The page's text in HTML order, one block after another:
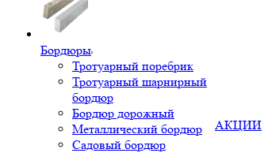
Бордюры
Тротуарный поребрик
Тротуарный шарнирный
бордюр
Бордюр дорожный
Металлический бордюр
Садовый бордюр
АКЦИИ